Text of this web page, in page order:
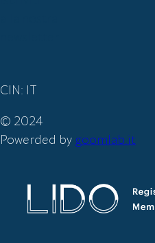
CIN: IT
© 2024
Powerded by goomlab.it